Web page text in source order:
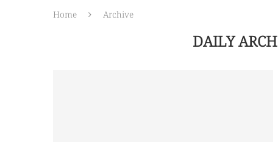
Home Archive
DAILY